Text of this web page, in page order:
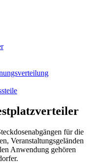
für die
Veranstaltungsgeländen
Anwendung gehören